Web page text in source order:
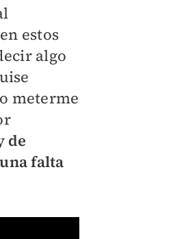
estos
algo
meterme
de
falta